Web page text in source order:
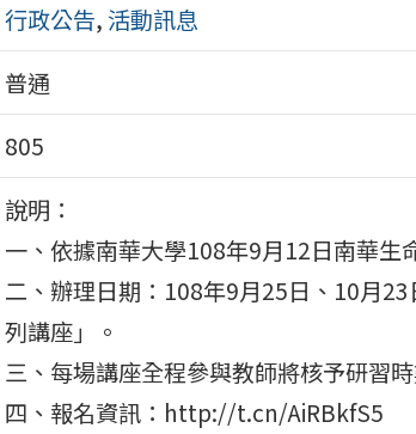
行政公告, 活動訊息
普通
805
說明：
一、依據南華大學108年9月12日南華生
二、辦理日期：108年9月25日、10月
列講座」。
三、每場講座全程參與教師將核予研習
四、報名資訊：http://t.cn/AiRBkfS5